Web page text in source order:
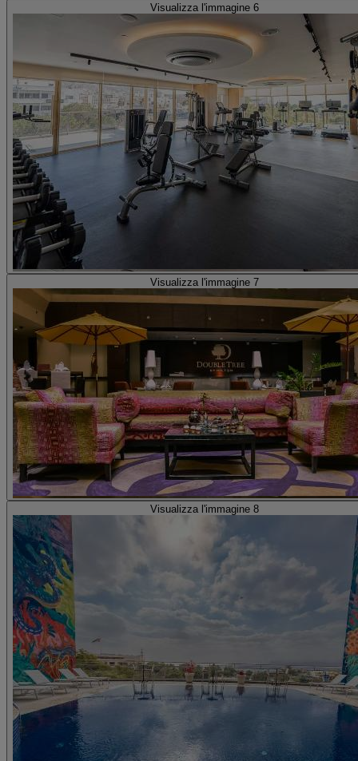
Visualizza l'immagine 6
Visualizza l'immagine 7
Visualizza l'immagine 8